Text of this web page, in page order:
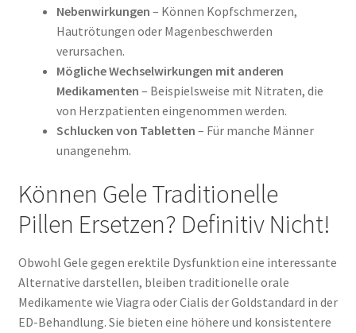
Nebenwirkungen – Können Kopfschmerzen,
Hautrötungen oder Magenbeschwerden
verursachen.
Mögliche Wechselwirkungen mit anderen
Medikamenten – Beispielsweise mit Nitraten, die
von Herzpatienten eingenommen werden.
Schlucken von Tabletten – Für manche Männer
unangenehm.
Können Gele Traditionelle
Pillen Ersetzen? Definitiv Nicht!
Obwohl Gele gegen erektile Dysfunktion eine interessante
Alternative darstellen, bleiben traditionelle orale
Medikamente wie Viagra oder Cialis der Goldstandard in der
ED-Behandlung. Sie bieten eine höhere und konsistentere